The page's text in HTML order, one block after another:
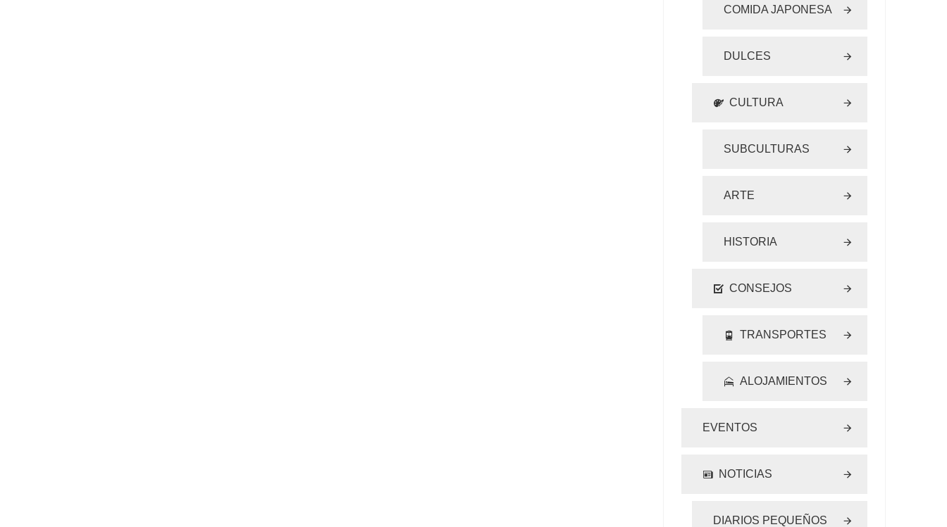
COMIDA JAPONESA
DULCES
CULTURA
SUBCULTURAS
ARTE
HISTORIA
CONSEJOS
TRANSPORTES
ALOJAMIENTOS
EVENTOS
NOTICIAS
DIARIOS PEQUEÑOS